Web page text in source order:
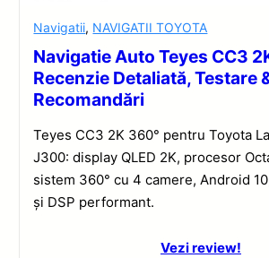
Navigatii, NAVIGATII TOYOTA
Navigatie Auto Teyes CC3
Recenzie Detaliată, Testare
Recomandări
Teyes CC3 2K 360° pentru Toyota
J300: display QLED 2K, procesor
sistem 360° cu 4 camere, Android
și DSP performant.
Vezi review!